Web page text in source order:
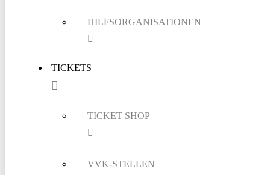
HILFSORGANISATIONEN
TICKETS
TICKET SHOP
VVK-STELLEN